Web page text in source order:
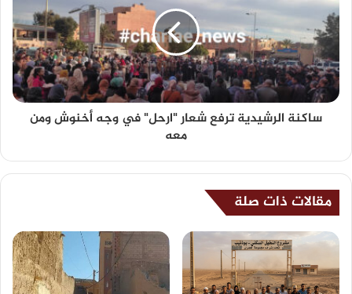
ساكنة الرشيدية ترفع شعار "ارحل" في وجه أخنوش ومن
معه
مقالات ذات صلة